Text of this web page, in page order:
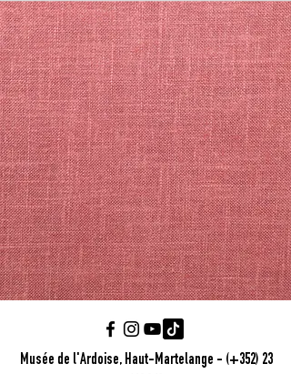
Musée de l'Ardoise, Haut-Martelange - (+352) 23